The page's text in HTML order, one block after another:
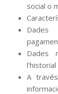
social o
Dades
Dades
A